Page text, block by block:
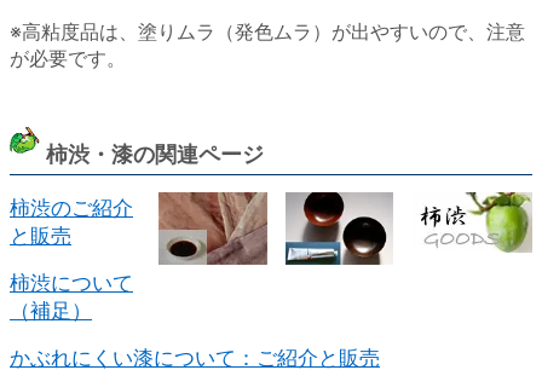
※高粘度品は、塗りムラ（発色ムラ）が出やすいので、注意
が必要です。
柿渋・漆の関連ページ
柿渋のご紹介
と販売
柿渋について
（補足）
かぶれにくい漆について：ご紹介と販売